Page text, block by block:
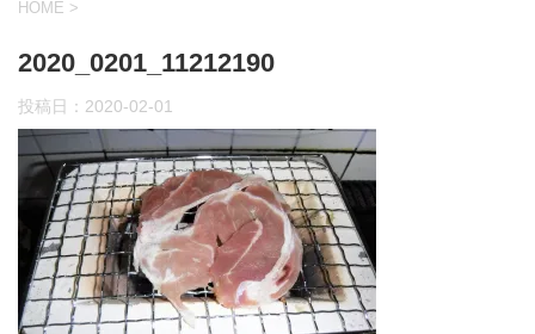
HOME >
2020_0201_11212190
投稿日： 2020-02-01